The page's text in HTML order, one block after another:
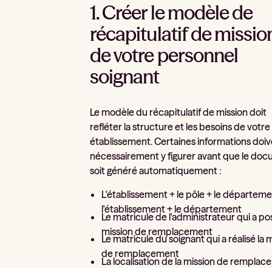
1. Créer le modèle de
récapitulatif de
de votre personnel
soignant
Le modèle du récapitulatif de mission doit
refléter la structure et les besoins de votre
établissement. Certaines informations
nécessairement y figurer avant que le
soit généré automatiquement :
L'établissement + le pôle + le
l'établissement + le département
Le matricule de l'administrateur qui a
mission de remplacement
Le matricule du soignant qui a réalisé la
de remplacement
La localisation de la mission de